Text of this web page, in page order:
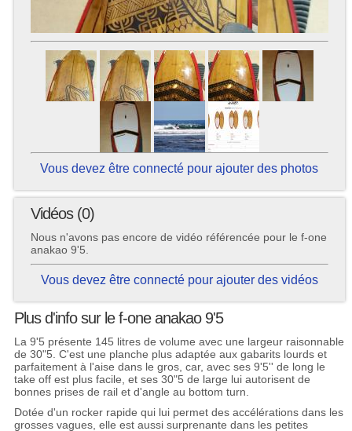
Vous devez être connecté pour ajouter des photos
Vidéos (0)
Nous n'avons pas encore de vidéo référencée pour le f-one
anakao 9'5.
Vous devez être connecté pour ajouter des vidéos
Plus d'info sur le f-one anakao 9'5
La 9'5 présente 145 litres de volume avec une largeur raisonnable
de 30"5. C'est une planche plus adaptée aux gabarits lourds et
parfaitement à l'aise dans le gros, car, avec ses 9'5'' de long le
take off est plus facile, et ses 30"5 de large lui autorisent de
bonnes prises de rail et d'angle au bottom turn.
Dotée d'un rocker rapide qui lui permet des accélérations dans les
grosses vagues, elle est aussi surprenante dans les petites